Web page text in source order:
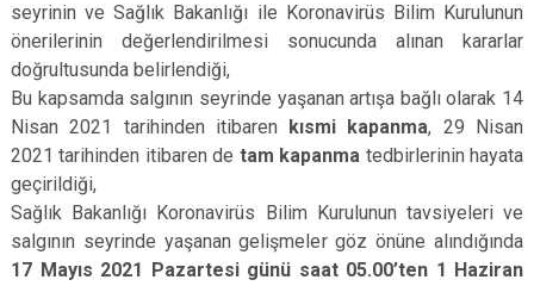
seyrinin ve Sağlık Bakanlığı ile Koronavirüs Bilim Kurulunun
önerilerinin değerlendirilmesi sonucunda alınan kararlar
doğrultusunda belirlendiği,
Bu kapsamda salgının seyrinde yaşanan artışa bağlı olarak 14
Nisan 2021 tarihinden itibaren kısmi kapanma, 29 Nisan
2021 tarihinden itibaren de tam kapanma tedbirlerinin hayata
geçirildiği,
Sağlık Bakanlığı Koronavirüs Bilim Kurulunun tavsiyeleri ve
salgının seyrinde yaşanan gelişmeler göz önüne alındığında
17 Mayıs 2021 Pazartesi günü saat 05.00’ten 1 Haziran